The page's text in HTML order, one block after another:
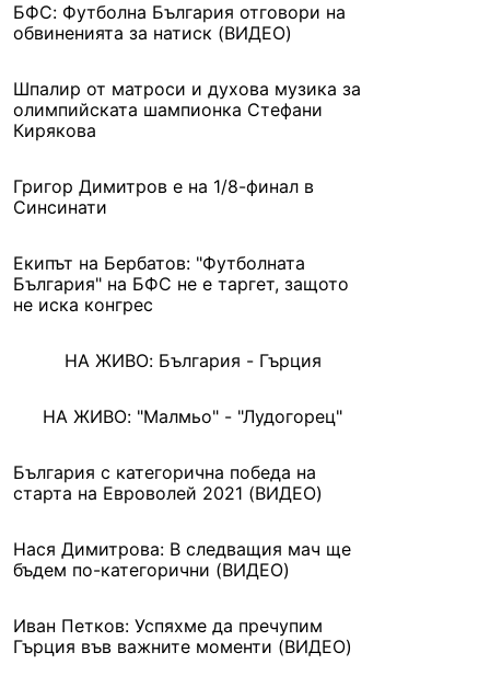
БФС: Футболна България отговори на
обвиненията за натиск (ВИДЕО)
Шпалир от матроси и духова музика за
олимпийската шампионка Стефани
Кирякова
Григор Димитров е на 1/8-финал в
Синсинати
Екипът на Бербатов: "Футболната
България" на БФС не е таргет, защото
не иска конгрес
НА ЖИВО: България - Гърция
НА ЖИВО: "Малмьо" - "Лудогорец"
България с категорична победа на
старта на Евроволей 2021 (ВИДЕО)
Нася Димитрова: В следващия мач ще
бъдем по-категорични (ВИДЕО)
Иван Петков: Успяхме да пречупим
Гърция във важните моменти (ВИДЕО)